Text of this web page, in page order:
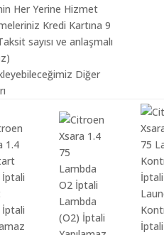
Her Yerine Hizmet
Kredi Kartına 9
sayısı ve anlaşmalı
Diğer
Lambda
(O2) İptali
İptali